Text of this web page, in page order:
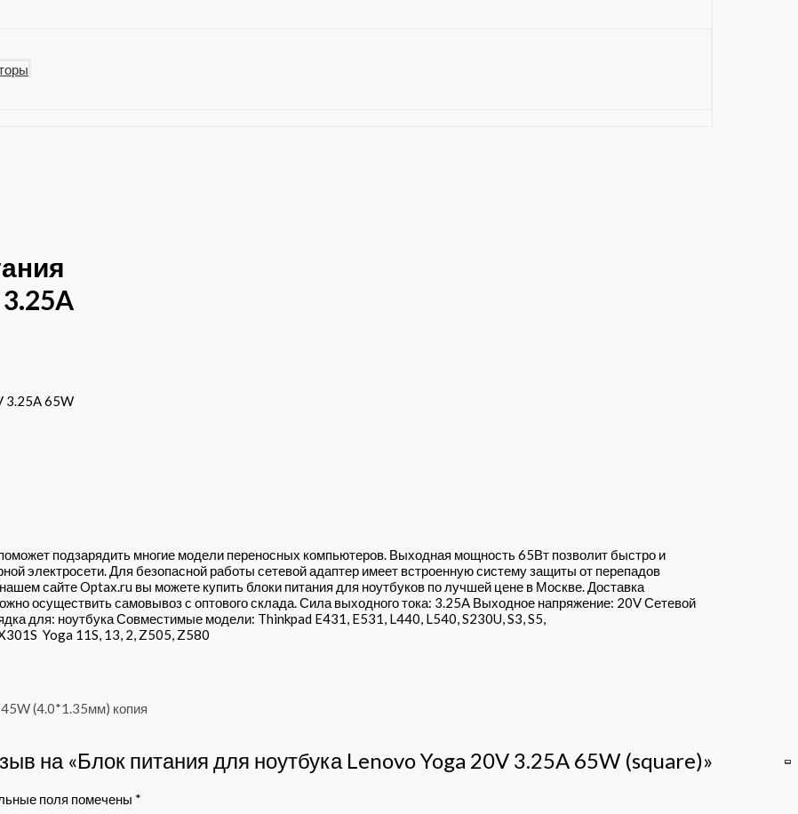
3.25A 65W
подзарядить многие модели переносных компьютеров. Выходная мощность 65Вт позволит быстро и
электросети. Для безопасной работы сетевой адаптер имеет встроенную систему защиты от перепадов
сайте Optax.ru вы можете купить блоки питания для ноутбуков по лучшей цене в Москве. Доставка
осуществить самовывоз с оптового склада. Сила выходного тока: 3.25A Выходное напряжение: 20V Сетевой
для: ноутбука Совместимые модели: Thinkpad E431, E531, L440, L540, S230U, S3, S5,
Yoga 11S, 13, 2, Z505, Z580
на «Блок питания для ноутбука Lenovo Yoga 20V 3.25A 65W (square)»
поля помечены *